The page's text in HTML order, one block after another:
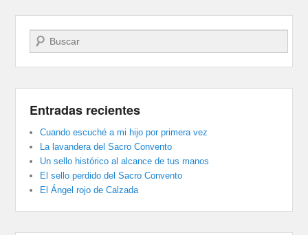
Buscar
Entradas recientes
Cuando escuché a mi hijo por primera vez
La lavandera del Sacro Convento
Un sello histórico al alcance de tus manos
El sello perdido del Sacro Convento
El Ángel rojo de Calzada